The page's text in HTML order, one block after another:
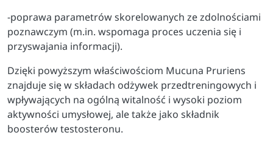
-poprawa parametrów skorelowanych ze zdolnościami
poznawczym (m.in. wspomaga proces uczenia się i
przyswajania informacji).
Dzięki powyższym właściwościom Mucuna Pruriens
znajduje się w składach odżywek przedtreningowych i
wpływających na ogólną witalność i wysoki poziom
aktywności umysłowej, ale także jako składnik
boosterów testosteronu.